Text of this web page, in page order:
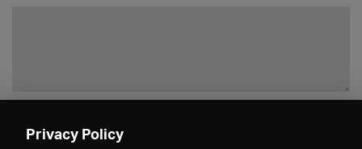
Privacy Policy